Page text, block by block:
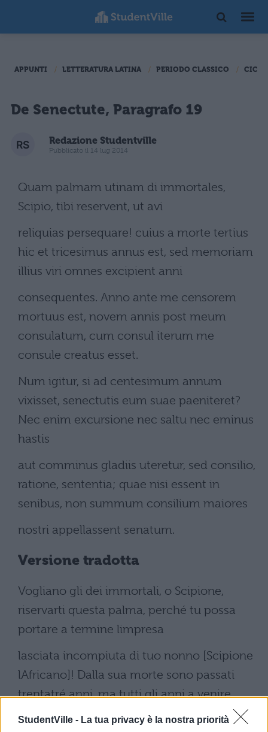
StudentVille - La tua privacy è la nostra priorità
APPUNTI LETTERATURA LATINA PERIODO CLASSICO
De Senectute, Paragrafo 19
Redazione Studentville
Pubblicato il 14 lug 2014
Quam palmam utinam di immortales,
Scipio, tibi reservent, ut avi
reliquias persequare! cuius a morte tertius
hic et tricesimus annus est, sed memoriam
illius viri omnes excipient anni
consequentes. Anno ante me censorem
mortuus est, novem annis post meum
consulatum, cum consul iterum me
consule creatus esset.
Num igitur, si ad centesimum annum
vixisset, senectutis eum suae paeniteret?
Nec enim excursione nec saltu nec eminus
hastis
aut comminus gladiis uteretur, sed consilio,
ratione, sententia; quae nisi essent in
senibus, non summum consilium maiores
nostri appellassent senatum.
Versione tradotta
Vogliano gli dei immortali, o Scipione,
riservarti questa palma, perché tu possa
portare a termine limpresa
lasciata incompiuta di tuo nonno [Scipione
lAfricano]! Dalla sua morte sono passati
trentatré anni, ma tutti gli anni a venire
serberanno il ricordo di quelluomo. Morì